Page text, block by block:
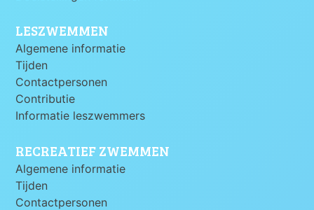
LESZWEMMEN
Algemene informatie
Tijden
Contactpersonen
Contributie
Informatie leszwemmers
RECREATIEF ZWEMMEN
Algemene informatie
Tijden
Contactpersonen